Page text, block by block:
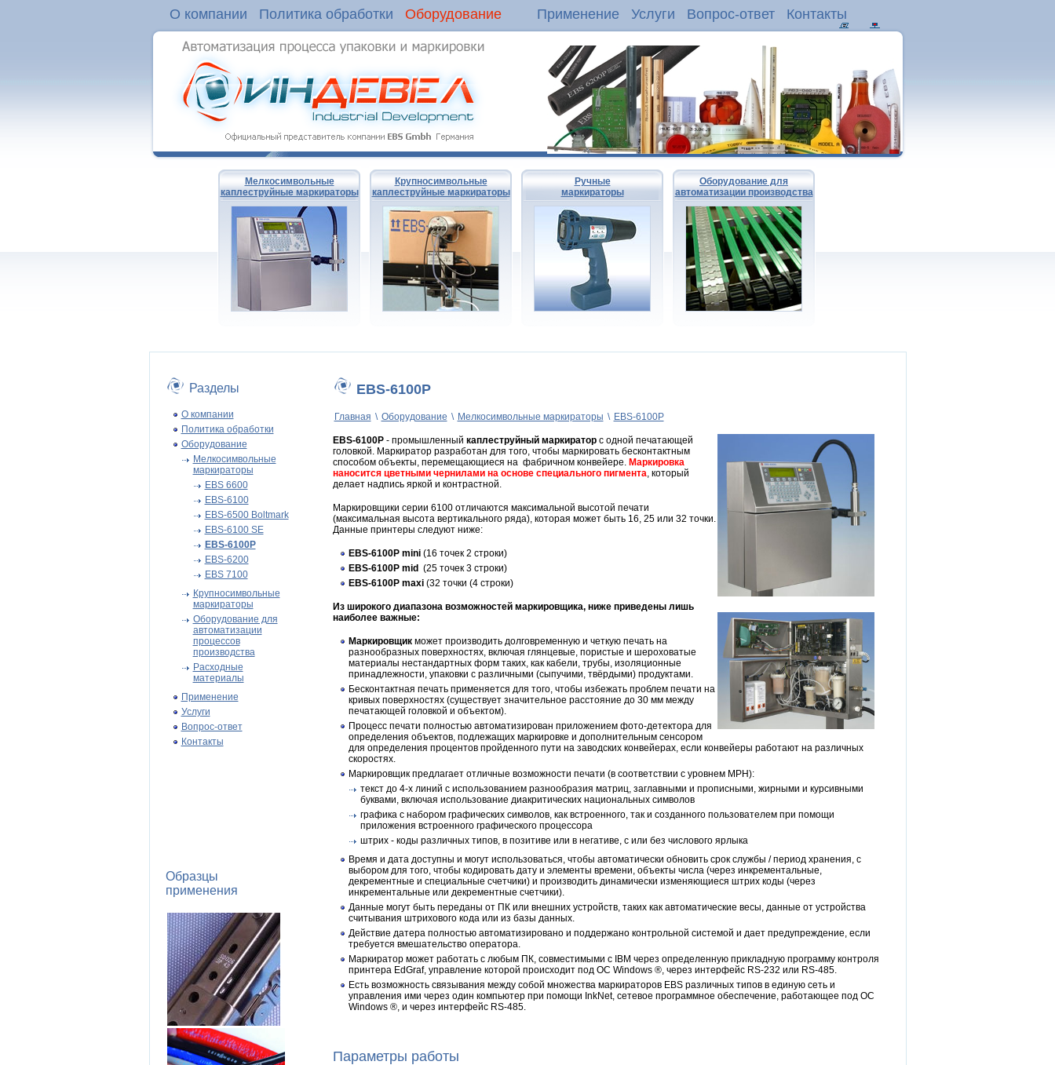
О компании Политика обработки Оборудование Применение Услуги Вопрос-ответ Контакты
Мелкосимвольные
каплеструйные маркираторы
Крупносимвольные
каплеструйные маркираторы
Ручные
маркираторы
Оборудование для
автоматизации производства
Разделы
О компании
Политика обработки
Оборудование
Мелкосимвольные
маркираторы
EBS 6600
EBS-6100
EBS-6500 Boltmark
EBS-6100 SE
EBS-6100P
EBS-6200
EBS 7100
Крупносимвольные
маркираторы
Оборудование для
автоматизации
процессов
производства
Расходные
материалы
Применение
Услуги
Вопрос-ответ
Контакты
Образцы
применения
EBS-6100P
Главная \ Оборудование \ Мелкосимвольные маркираторы \ EBS-6100P
EBS-6100P- промышленный каплеструйный маркираторс одной печатающей
головкой. Маркиратор разработан для того, чтобы маркировать бесконтактным
способом объекты, перемещающиеся на фабричном конвейере. Маркировка
наносится цветными чернилами на основе специального пигмента, который
делает надпись яркой и контрастной.
Маркировщики серии 6100 отличаются максимальной высотой печати
(максимальная высота вертикального ряда), которая может быть 16, 25 или 32 точки.
Данные принтеры следуют ниже:
EBS-6100P mini(16 точек 2 строки)
EBS-6100P mid (25 точек 3 строки)
EBS-6100P maxi(32 точки (4 строки)
Из широкого диапазона возможностей маркировщика, ниже приведены лишь
наиболее важные:
Маркировщикможет производить долговременную и четкую печать на
разнообразных поверхностях, включая глянцевые, пористые и шероховатые
материалы нестандартных форм таких, как кабели, трубы, изоляционные
принадлежности, упаковки с различными (сыпучими, твёрдыми) продуктами.
Бесконтактная печать применяется для того, чтобы избежать проблем печати на
кривых поверхностях (существует значительное расстояние до 30 мм между
печатающей головкой и объектом).
Процесс печати полностью автоматизирован приложением фото-детектора для
определения объектов, подлежащих маркировке и дополнительным сенсором
для определения процентов пройденного пути на заводских конвейерах, если конвейеры работают на различных
скоростях.
Маркировщик предлагает отличные возможности печати (в соответствии с уровнем MPH):
текст до 4-х линий с использованием разнообразия матриц, заглавными и прописными, жирными и курсивными
буквами, включая использование диакритических национальных символов
графика с набором графических символов, как встроенного, так и созданного пользователем при помощи
приложения встроенного графического процессора
штрих - коды различных типов, в позитиве или в негативе, с или без числового ярлыка
Время и дата доступны и могут использоваться, чтобы автоматически обновить срок службы / период хранения, с
выбором для того, чтобы кодировать дату и элементы времени, объекты числа (через инкрементальные,
декрементные и специальные счетчики) и производить динамически изменяющиеся штрих коды (через
инкрементальные или декрементные счетчики).
Данные могут быть переданы от ПК или внешних устройств, таких как автоматические весы, данные от устройства
считывания штрихового кода или из базы данных.
Действие датера полностью автоматизировано и поддержано контрольной системой и дает предупреждение, если
требуется вмешательство оператора.
Маркиратор может работать с любым ПК, совместимыми с IBM через определенную прикладную программу контроля
принтера EdGraf, управление которой происходит под ОС Windows ®, через интерфейс RS-232 или RS-485.
Есть возможность связывания между собой множества маркираторов EBS различных типов в единую сеть и
управления ими через один компьютер при помощи InkNet, сетевое программное обеспечение, работающее под ОС
Windows ®, и через интерфейс RS-485.
Параметры работы